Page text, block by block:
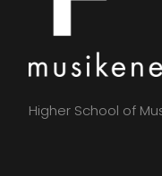
Higher School of